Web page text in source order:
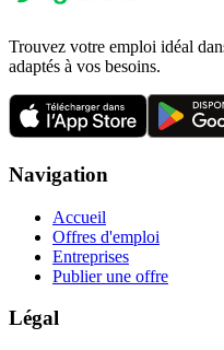
Trouvez votre emploi idéal
adaptés à vos besoins.
Navigation
Accueil
Offres d'emploi
Entreprises
Publier une offre
Légal